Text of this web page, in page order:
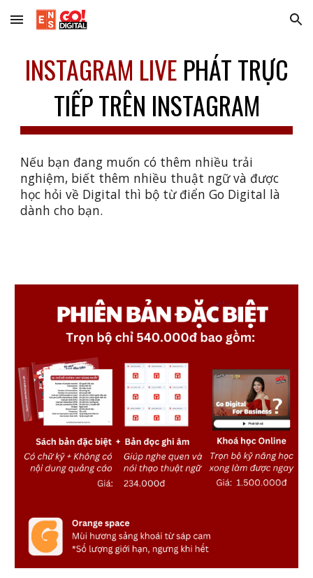
Skip to main content Skip to navigation
INSTAGRAM LIVE PHÁT TRỰC
TIẾP TRÊN INSTAGRAM
Nếu bạn đang muốn có thêm nhiều trải
nghiệm, biết thêm nhiều thuật ngữ và được
học hỏi về Digital thì bộ từ điển Go Digital là
dành cho bạn.